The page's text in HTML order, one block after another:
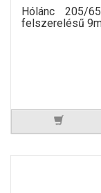
Hólánc 205/
felszerelésű